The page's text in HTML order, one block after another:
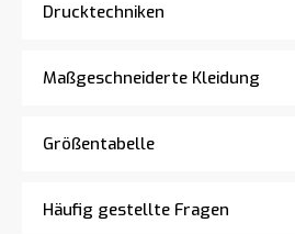
Drucktechniken
Maßgeschneiderte Kleidung
Größentabelle
Häufig gestellte Fragen